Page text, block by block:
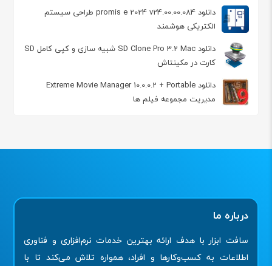
دانلود promis e 2024 v24.00.00.084 طراحی سیستم
الکتریکی هوشمند
دانلود SD Clone Pro 3.2 Mac شبیه سازی و کپی کامل SD
کارت در مکینتاش
دانلود Extreme Movie Manager 10.0.0.2 + Portable
مدیریت مجموعه فیلم ها
درباره ما
سافت ابزار با هدف ارائه بهترین خدمات نرم‌افزاری و فناوری
اطلاعات به کسب‌وکارها و افراد، همواره تلاش می‌کند تا با